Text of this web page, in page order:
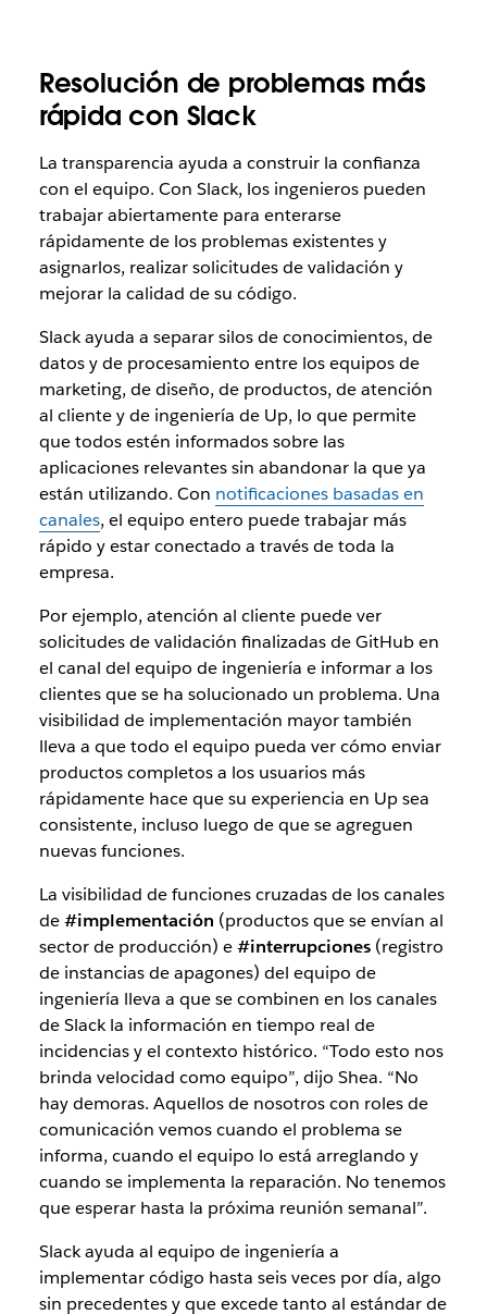
Resolución de problemas más
rápida con Slack
La transparencia ayuda a construir la confianza
con el equipo. Con Slack, los ingenieros pueden
trabajar abiertamente para enterarse
rápidamente de los problemas existentes y
asignarlos, realizar solicitudes de validación y
mejorar la calidad de su código.
Slack ayuda a separar silos de conocimientos, de
datos y de procesamiento entre los equipos de
marketing, de diseño, de productos, de atención
al cliente y de ingeniería de Up, lo que permite
que todos estén informados sobre las
aplicaciones relevantes sin abandonar la que ya
están utilizando. Con notificaciones basadas en
canales, el equipo entero puede trabajar más
rápido y estar conectado a través de toda la
empresa.
Por ejemplo, atención al cliente puede ver
solicitudes de validación finalizadas de GitHub en
el canal del equipo de ingeniería e informar a los
clientes que se ha solucionado un problema. Una
visibilidad de implementación mayor también
lleva a que todo el equipo pueda ver cómo enviar
productos completos a los usuarios más
rápidamente hace que su experiencia en Up sea
consistente, incluso luego de que se agreguen
nuevas funciones.
La visibilidad de funciones cruzadas de los canales
de#implementación (productos que se envían al
sector de producción) e#interrupciones(registro
de instancias de apagones) del equipo de
ingeniería lleva a que se combinen en los canales
de Slack la información en tiempo real de
incidencias y el contexto histórico. “Todo esto nos
brinda velocidad como equipo”, dijo Shea. “No
hay demoras. Aquellos de nosotros con roles de
comunicación vemos cuando el problema se
informa, cuando el equipo lo está arreglando y
cuando se implementa la reparación. No tenemos
que esperar hasta la próxima reunión semanal”.
Slack ayuda al equipo de ingeniería a
implementar código hasta seis veces por día, algo
sin precedentes y que excede tanto al estándar de